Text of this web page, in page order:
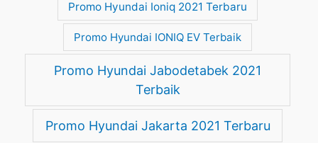
Promo Hyundai Ioniq 2021 Terbaru
Promo Hyundai IONIQ EV Terbaik
Promo Hyundai Jabodetabek 2021
Terbaik
Promo Hyundai Jakarta 2021 Terbaru